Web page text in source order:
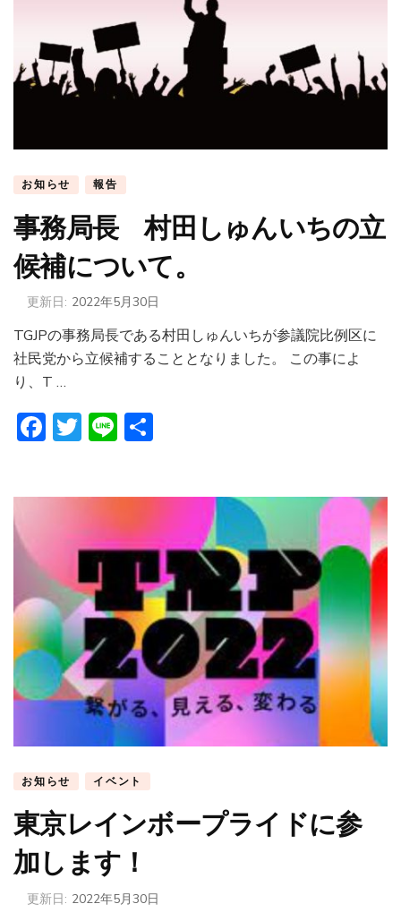
お知らせ 報告
事務局長 村田しゅんいちの立
候補について。
更新日: 2022年5月30日
TGJPの事務局長である村田しゅんいちが参議院比例区に
社民党から立候補することとなりました。 この事によ
り、T …
Facebook
Twitter
Line
お知らせ イベント
東京レインボープライドに参
加します！
更新日: 2022年5月30日